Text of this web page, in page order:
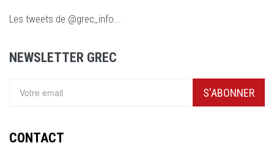
Les tweets de @grec_info...
NEWSLETTER GREC
S'ABONNER
CONTACT